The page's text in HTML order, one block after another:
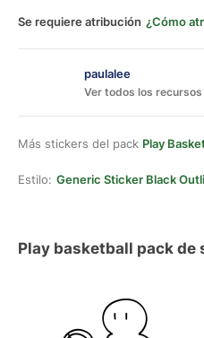
Se requiere atribución ¿Cómo
paulalee
Ver todos los recursos
Más stickers del pack Play
Estilo: Generic Sticker Black
Play basketball pack de